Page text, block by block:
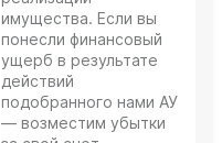
имущества. Если вы
понесли финансовый
ущерб в результате
действий
подобранного нами АУ
— возместим убытки